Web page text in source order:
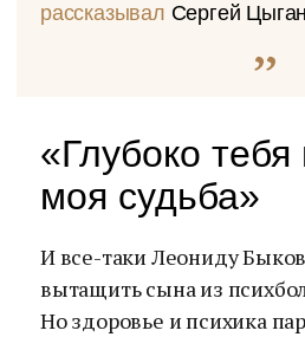
рассказывал Сергей
«Глубоко
моя судьба»
И все-таки Леониду
вытащить сына из
Но здоровье и психика